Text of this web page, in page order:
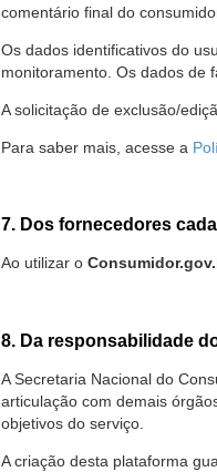
comentário final do
Os dados identificativos do
monitoramento. Os dados de
A solicitação de exclusão/
Para saber mais, acesse a
7. Dos fornecedores
Ao utilizar o
8. Da responsabilidade
A Secretaria Nacional do
articulação com demais
objetivos do serviço.
A criação desta plataforma